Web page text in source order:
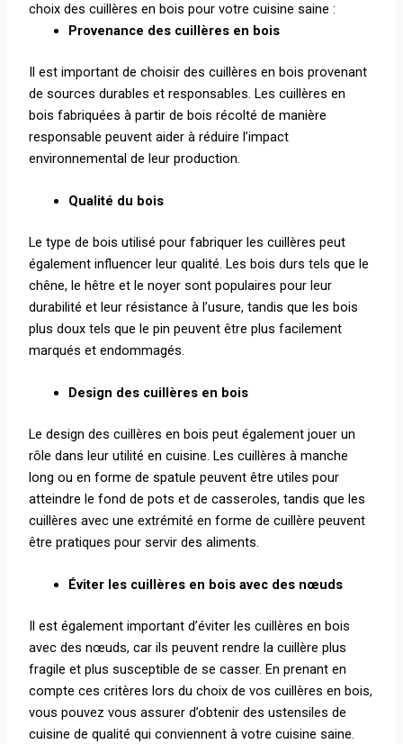
choix des cuillères en bois pour votre cuisine saine :
Provenance des cuillères en bois
Il est important de choisir des cuillères en bois provenant
de sources durables et responsables. Les cuillères en
bois fabriquées à partir de bois récolté de manière
responsable peuvent aider à réduire l’impact
environnemental de leur production.
Qualité du bois
Le type de bois utilisé pour fabriquer les cuillères peut
également influencer leur qualité. Les bois durs tels que le
chêne, le hêtre et le noyer sont populaires pour leur
durabilité et leur résistance à l’usure, tandis que les bois
plus doux tels que le pin peuvent être plus facilement
marqués et endommagés.
Design des cuillères en bois
Le design des cuillères en bois peut également jouer un
rôle dans leur utilité en cuisine. Les cuillères à manche
long ou en forme de spatule peuvent être utiles pour
atteindre le fond de pots et de casseroles, tandis que les
cuillères avec une extrémité en forme de cuillère peuvent
être pratiques pour servir des aliments.
Éviter les cuillères en bois avec des nœuds
Il est également important d’éviter les cuillères en bois
avec des nœuds, car ils peuvent rendre la cuillère plus
fragile et plus susceptible de se casser. En prenant en
compte ces critères lors du choix de vos cuillères en bois,
vous pouvez vous assurer d’obtenir des ustensiles de
cuisine de qualité qui conviennent à votre cuisine saine.